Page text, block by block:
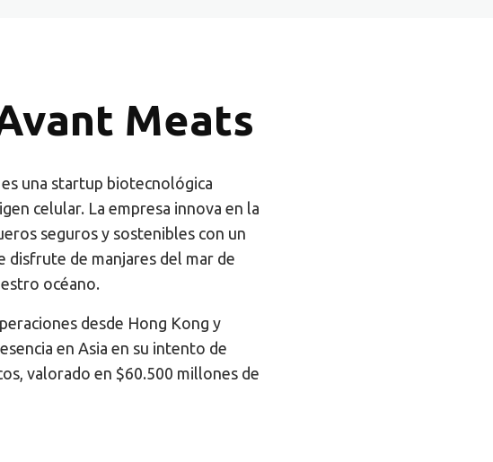
Meats
una startup biotecnológica
celular. La empresa innova en la
seguros y sostenibles con un
disfrute de manjares del mar de
océano.
desde Hong Kong y
en Asia en su intento de
valorado en $60.500 millones de